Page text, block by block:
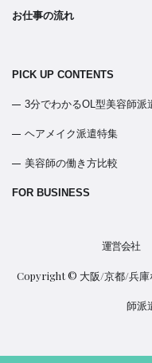
お仕事の流れ
PICK UP CONTENTS
3分でわかるOL型美容師派
ヘアメイク派遣特集
美容師の働き方比較
FOR BUSINESS
運営会社
Copyright © 大阪/京都/兵
師派